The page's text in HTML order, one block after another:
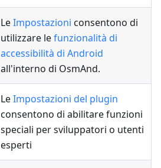
LeImpostazioni consentono di
utilizzare lefunzionalità di
accessibilità di Android
all'interno di OsmAnd.
LeImpostazioni del plugin
consentono di abilitare funzioni
speciali per sviluppatori o utenti
esperti